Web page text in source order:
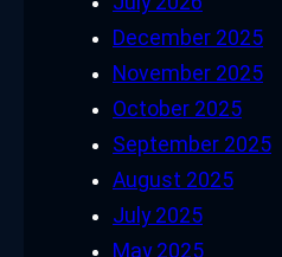
December 2025
November 2025
October 2025
September 2025
August 2025
July 2025
May 2025